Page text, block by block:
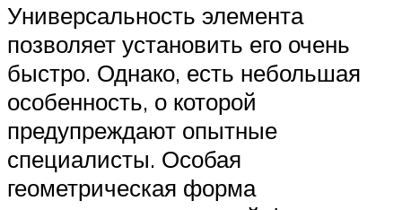
Универсальность элемента
позволяет установить его очень
быстро. Однако, есть небольшая
особенность, о которой
предупреждают опытные
специалисты. Особая
геометрическая форма